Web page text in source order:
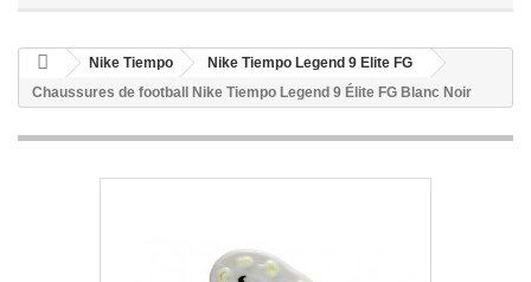
Nike Tiempo
Nike Tiempo Legend 9 Elite FG
Chaussures de football Nike Tiempo Legend 9 Élite FG Blanc Noir